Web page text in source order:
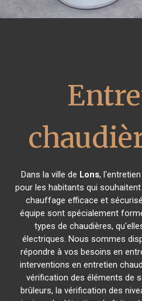
Dans la ville de Lons,
pour les habitants qui
chauffage efficace et
équipe sont spécialement
types de chaudières,
électriques. Nous sommes
répondre à vos besoins en
interventions en entretien
vérification des éléments de
brûleurs, la vérification des